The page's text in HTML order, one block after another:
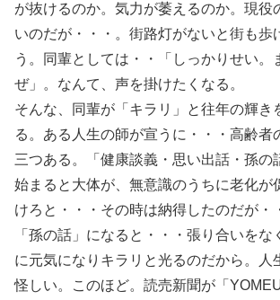
が抜けるのか。気力が萎えるのか。現役
いのだが・・・。街路灯がないと街も歩
う。同輩としては・・「しっかりせい。
ぜ」。なんて、声を掛けたくなる。
そんな、同輩が「キラリ」と往年の輝き
る。ある人生の師が宣うに・・・高齢者
三つある。「健康談義・思い出話・孫の
始まると大体が、無意識のうちに老化が
けろと・・・その時は納得したのだが・
「孫の話」になると・・・張り合いを
に元気になりキラリと光るのだから。人
怪しい。このほど。読売新聞が「